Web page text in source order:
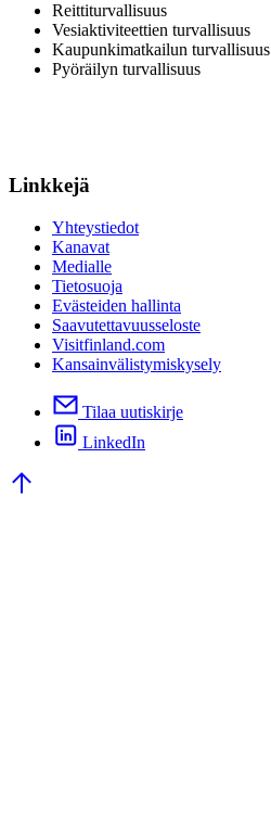
Reittiturvallisuus
Vesiaktiviteettien turvallisuus
Kaupunkimatkailun turvallisuus
Pyöräilyn turvallisuus
Linkkejä
Yhteystiedot
Kanavat
Medialle
Tietosuoja
Evästeiden hallinta
Saavutettavuusseloste
Visitfinland.com
Kansainvälistymiskysely
Tilaa uutiskirje
LinkedIn